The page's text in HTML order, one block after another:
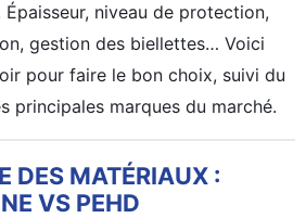
niveau de protection,
gestion des biellettes… Voici
pour faire le bon choix, suivi du
principales marques du marché.
DES MATÉRIAUX :
VS PEHD